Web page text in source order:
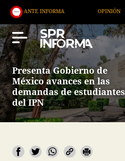
INFORMA
Presenta Gobierno de
México avances en las
demandas de estudiantes
del IPN